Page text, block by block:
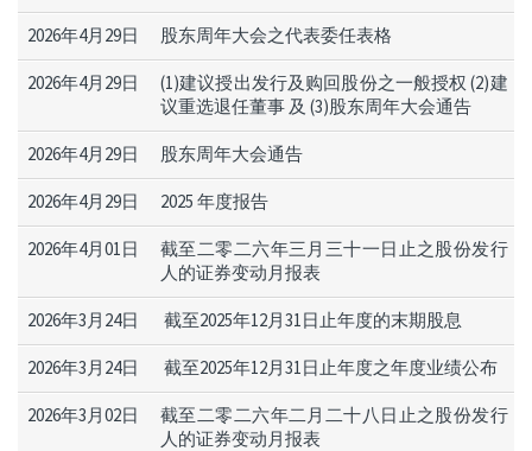
2026年4月29日 股东周年大会之代表委任表格
2026年4月29日
(1)建议授出发行及购回股份之一般授权 (2)建
议重选退任董事 及 (3)股东周年大会通告
2026年4月29日 股东周年大会通告
2026年4月29日 2025 年度报告
2026年4月01日
截至二零二六年三月三十一日止之股份发行
人的证券变动月报表
2026年3月24日 截至2025年12月31日止年度的末期股息
2026年3月24日 截至2025年12月31日止年度之年度业绩公布
2026年3月02日
截至二零二六年二月二十八日止之股份发行
人的证券变动月报表